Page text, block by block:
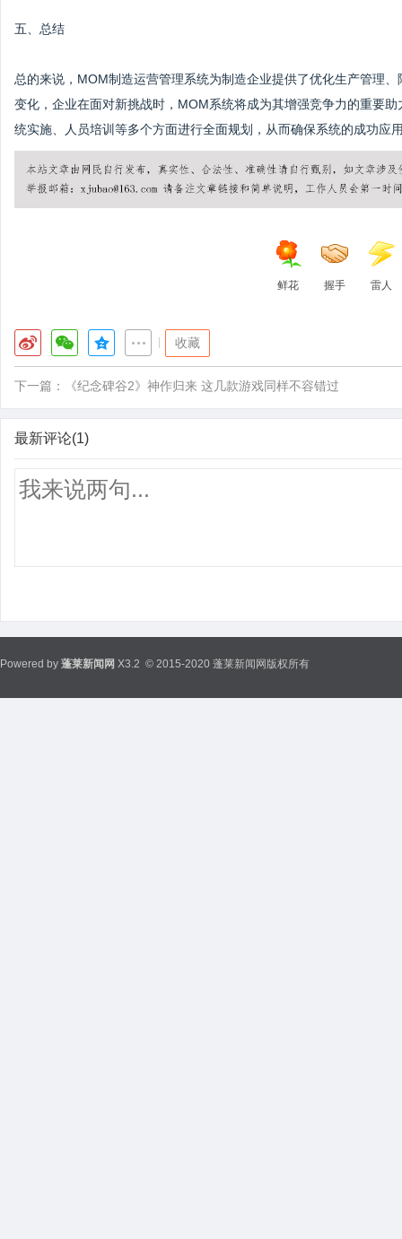
五、总结
总的来说，MOM制造运营管理系统为制造企业提供了优化生产管理
变化，企业在面对新挑战时，MOM系统将成为其增强竞争力的重要
统实施、人员培训等多个方面进行全面规划，从而确保系统的成功应
鲜花 握手 雷人
收藏
下一篇： 《纪念碑谷2》神作归来 这几款游戏同样不容错过
最新评论(1)
Powered by 蓬莱新闻网 X3.2 © 2015-2020 蓬莱新闻网版权所有